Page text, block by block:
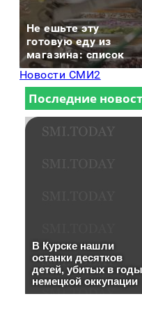
Не ешьте эту
готовую еду из
магазина: список
Новости СМИ2